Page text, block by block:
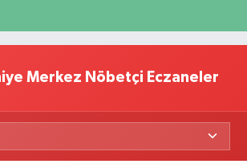
Merkez Nöbetçi Eczaneler